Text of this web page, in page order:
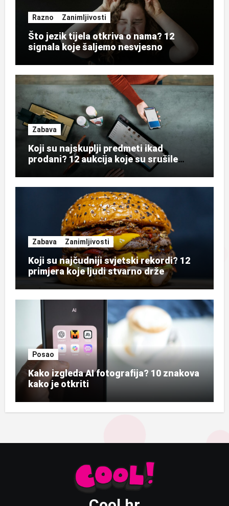
Razno Zanimljivosti
Što jezik tijela otkriva o nama? 12
signala koje šaljemo nesvjesno
Zabava
Koji su najskuplji predmeti ikad
prodani? 12 aukcija koje su srušile
Zabava Zanimljivosti
Koji su najčudniji svjetski rekordi? 12
primjera koje ljudi stvarno drže
Posao
Kako izgleda AI fotografija? 10 znakova
kako je otkriti